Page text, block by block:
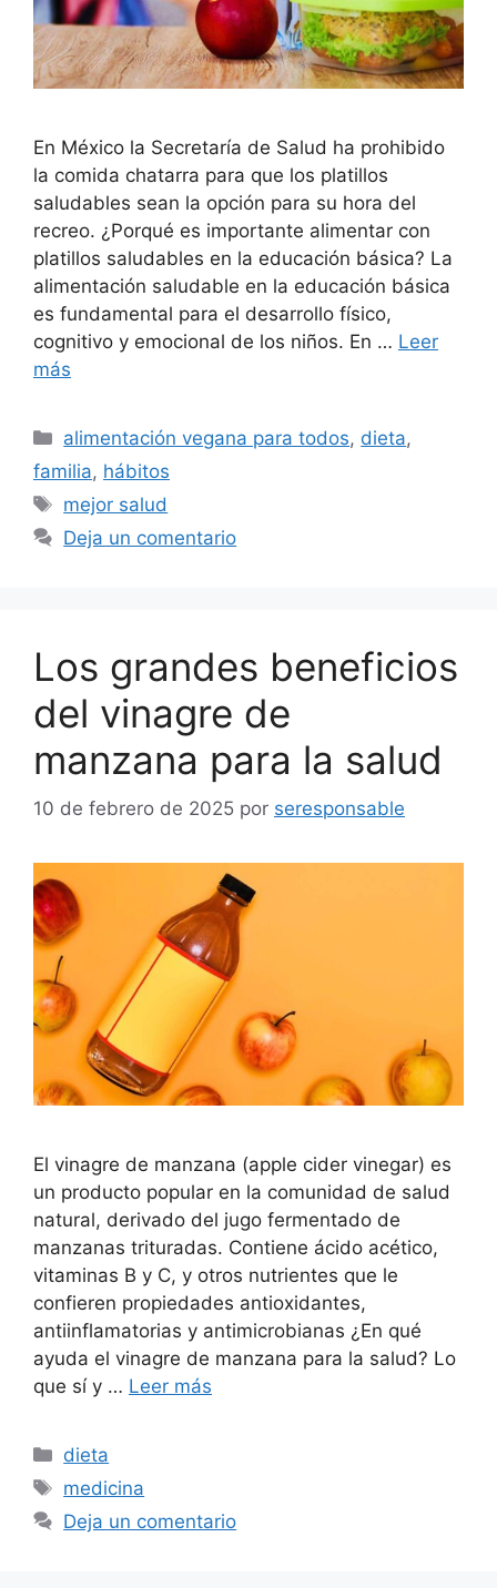
En México la Secretaría de Salud ha prohibido
la comida chatarra para que los platillos
saludables sean la opción para su hora del
recreo. ¿Porqué es importante alimentar con
platillos saludables en la educación básica? La
alimentación saludable en la educación básica
es fundamental para el desarrollo físico,
cognitivo y emocional de los niños. En … Leer
más
Categorías
alimentación vegana para todos, dieta,
familia, hábitos
Etiquetas
mejor salud
Deja un comentario
Los grandes beneficios
del vinagre de
manzana para la salud
10 de febrero de 2025 por seresponsable
El vinagre de manzana (apple cider vinegar) es
un producto popular en la comunidad de salud
natural, derivado del jugo fermentado de
manzanas trituradas. Contiene ácido acético,
vitaminas B y C, y otros nutrientes que le
confieren propiedades antioxidantes,
antiinflamatorias y antimicrobianas ¿En qué
ayuda el vinagre de manzana para la salud? Lo
que sí y … Leer más
Categorías
dieta
Etiquetas
medicina
Deja un comentario